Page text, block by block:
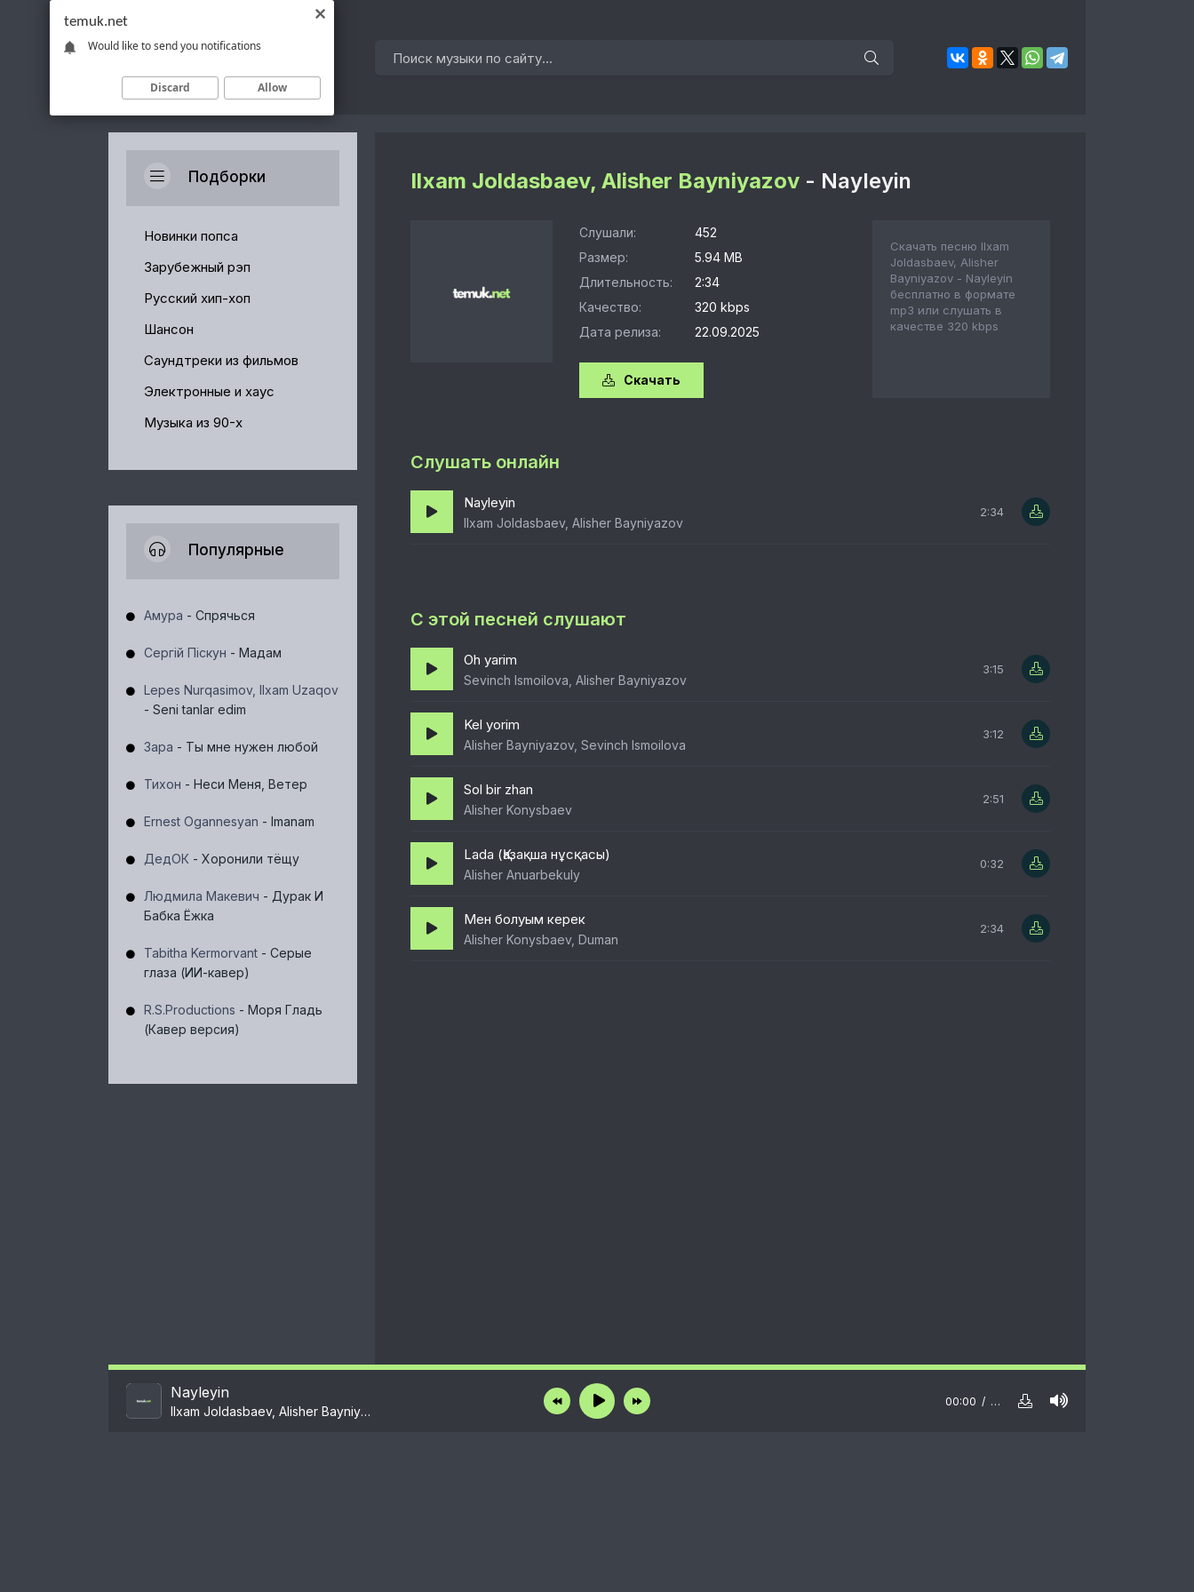
Подборки
Новинки попса
Зарубежный рэп
Русский хип-хоп
Шансон
Саундтреки из фильмов
Электронные и хаус
Музыка из 90-х
Популярные
Амура - Спрячься
Сергій Піскун - Мадам
Lepes Nurqasimov, Ilxam Uzaqov
- Seni tanlar edim
Зара - Ты мне нужен любой
Тихон - Неси Меня, Ветер
Ernest Ogannesyan - Imanam
ДедОК - Хоронили тёщу
Людмила Макевич - Дурак И
Бабка Ёжка
Tabitha Kermorvant - Серые
глаза (ИИ-кавер)
R.S.Productions - Моря Гладь
(Кавер версия)
Ilxam Joldasbaev, Alisher Bayniyazov - Nayleyin
Слушали:
452
Размер:
5.94 MB
Длительность:
2:34
Качество:
320 kbps
Дата релиза:
22.09.2025
Скачать
Скачать песню Ilxam
Joldasbaev, Alisher
Bayniyazov - Nayleyin
бесплатно в формате
mp3 или слушать в
качестве 320 kbps
Слушать онлайн
Nayleyin
Ilxam Joldasbaev, Alisher Bayniyazov
2:34
С этой песней слушают
Oh yarim
Sevinch Ismoilova, Alisher Bayniyazov
3:15
Kel yorim
Alisher Bayniyazov, Sevinch Ismoilova
3:12
Sol bir zhan
Alisher Konysbaev
2:51
Lada (Қазақша нұсқасы)
Alisher Anuarbekuly
0:32
Мен болуым керек
Alisher Konysbaev, Duman
2:34
Nayleyin
Ilxam Joldasbaev, Alisher Bayniyazov
00:00 …
temuk.net
Would like to send you notifications
Discard Allow